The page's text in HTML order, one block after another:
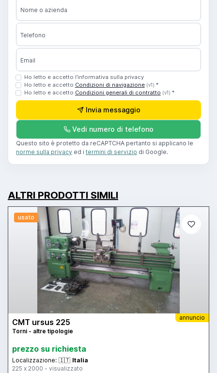
Nome o azienda
Telefono
Email
Ho letto e accetto l’informativa sulla privacy
Ho letto e accetto Condizioni di navigazione (v1) *
Ho letto e accetto Condizioni generali di contratto (v1) *
Invia messaggio
Vedi numero di telefono
Questo sito è protetto da reCAPTCHA pertanto si applicano le
norme sulla privacy ed i termini di servizio di Google.
ALTRI PRODOTTI SIMILI
usato
annuncio
CMT ursus 225
Torni - altre tipologie
prezzo su richiesta
Localizzazione: 🇮🇹 Italia
225 x 2000 - visualizzato